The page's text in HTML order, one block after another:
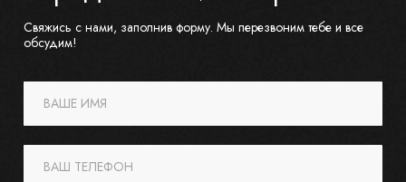
Свяжись с нами, заполнив форму. Мы перезвоним тебе и все
обсудим!
ВАШЕ ИМЯ
ВАШ ТЕЛЕФОН